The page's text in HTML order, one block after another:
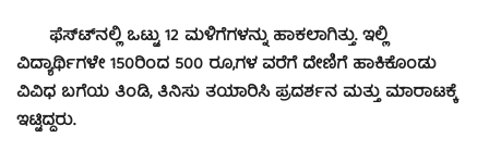
ಫೆಸ್ಟ್‍ನಲ್ಲಿ ಒಟ್ಟು 12 ಮಳಿಗೆಗಳನ್ನು ಹಾಕಲಾಗಿತ್ತು. ಇಲ್ಲಿ
ವಿದ್ಯಾರ್ಥಿಗಳೇ 150ರಿಂದ 500 ರೂ,ಗಳ ವರೆಗೆ ದೇಣಿಗೆ ಹಾಕಿಕೊಂಡು
ವಿವಿಧ ಬಗೆಯ ತಿಂಡಿ, ತಿನಿಸು ತಯಾರಿಸಿ ಪ್ರದರ್ಶನ ಮತ್ತು ಮಾರಾಟಕ್ಕೆ
ಇಟ್ಟಿದ್ದರು.